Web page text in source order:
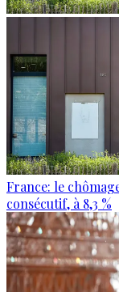
France: le
consécutif, à 8,3 %